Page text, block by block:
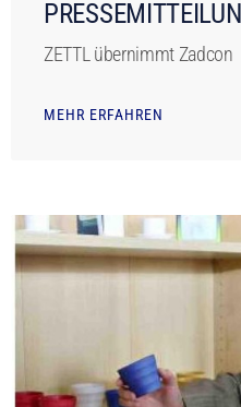
ZETTL übernimmt Zadcon
MEHR ERFAHREN